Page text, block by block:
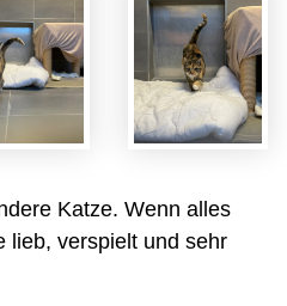
Katze. Wenn alles
lieb, verspielt und sehr